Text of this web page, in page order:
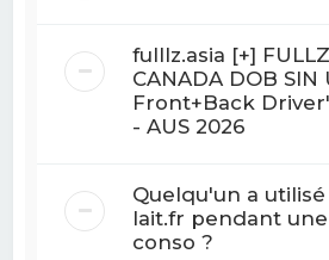
fulllz.asia [+]
CANADA DOB SIN
Front+Back
- AUS 2026
Quelqu'un a
lait.fr pendant
conso ?